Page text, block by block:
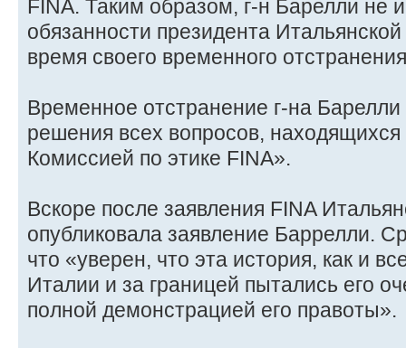
FINA. Таким образом, г-н Барелли не
обязанности президента
время своего временного
Временное отстранение г-на Барелли
решения всех вопросов,
Комиссией по этике FINA».
Вскоре после заявления FINA
опубликовала заявление Баррелли.
что «уверен, что эта история, как и
Италии и за границей пытались его
полной демонстрацией его правоты».